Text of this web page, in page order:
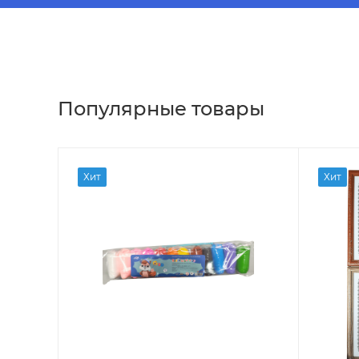
Популярные товары
Хит Хит